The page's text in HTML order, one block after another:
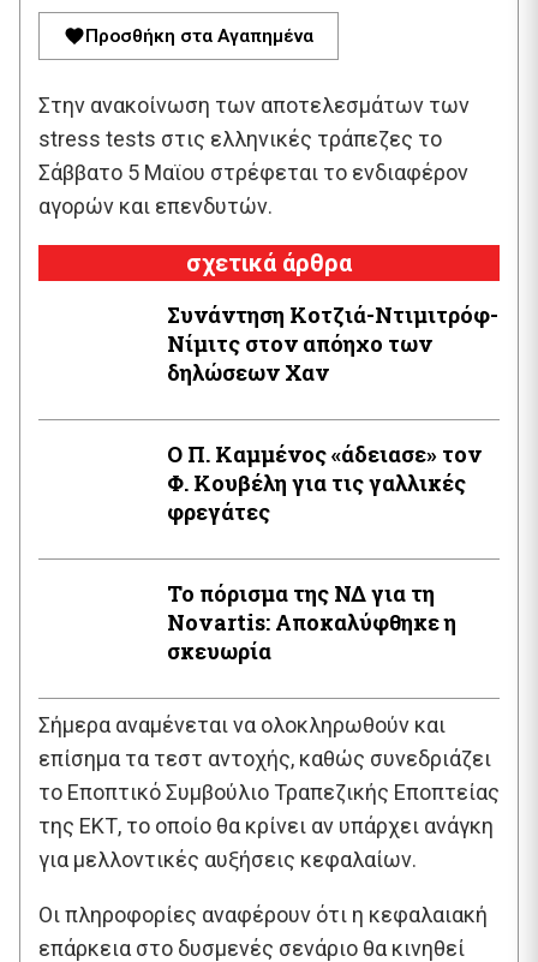
Προσθήκη στα Αγαπημένα
Στην ανακοίνωση των αποτελεσμάτων των
stress tests στις ελληνικές τράπεζες το
Σάββατο 5 Μαϊου στρέφεται το ενδιαφέρον
αγορών και επενδυτών.
σχετικά άρθρα
Συνάντηση Κοτζιά-Ντιμιτρόφ-
Νίμιτς στον απόηχο των
δηλώσεων Χαν
Ο Π. Καμμένος «άδειασε» τον
Φ. Κουβέλη για τις γαλλικές
φρεγάτες
Το πόρισμα της ΝΔ για τη
Novartis: Αποκαλύφθηκε η
σκευωρία
Σήμερα αναμένεται να ολοκληρωθούν και
επίσημα τα τεστ αντοχής, καθώς συνεδριάζει
το Εποπτικό Συμβούλιο Τραπεζικής Εποπτείας
της ΕΚΤ, το οποίο θα κρίνει αν υπάρχει ανάγκη
για μελλοντικές αυξήσεις κεφαλαίων.
Οι πληροφορίες αναφέρουν ότι η κεφαλαιακή
επάρκεια στο δυσμενές σενάριο θα κινηθεί